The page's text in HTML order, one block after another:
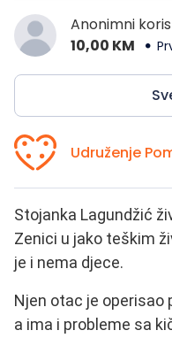
Anonimni
10,00 KM
Udruženje
Stojanka Lagundžić
Zenici u jako teškim
je i nema djece.
Njen otac je operisao
a ima i probleme sa